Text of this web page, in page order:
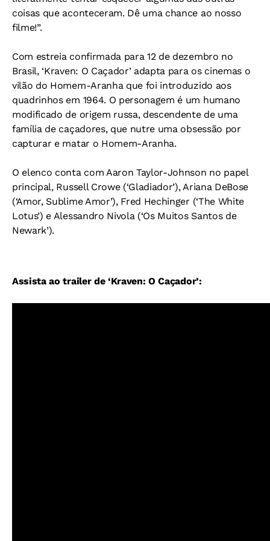
coisas que aconteceram. Dê uma chance ao nosso
filme!”.
Com estreia confirmada para 12 de dezembro no
Brasil, ‘Kraven: O Caçador’ adapta para os cinemas o
vilão do Homem-Aranha que foi introduzido aos
quadrinhos em 1964. O personagem é um humano
modificado de origem russa, descendente de uma
família de caçadores, que nutre uma obsessão por
capturar e matar o Homem-Aranha.
O elenco conta com Aaron Taylor-Johnson no papel
principal, Russell Crowe (‘Gladiador’), Ariana DeBose
(‘Amor, Sublime Amor’), Fred Hechinger (‘The White
Lotus’) e Alessandro Nivola (‘Os Muitos Santos de
Newark’).
Assista ao trailer de ‘Kraven: O Caçador’: